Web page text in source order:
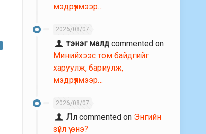
мэдрүүлмээр…
2026/08/07
тэнэг малд commented on
Минийхээс том байдгийг
харуулж, бариулж,
мэдрүүлмээр…
2026/08/07
Лл commented on Энгийн
зүйл үү энэ?